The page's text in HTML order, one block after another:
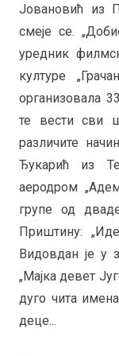
Јовановић из
смеје се.
уредник
културе
организовала
те вести сви
различите
Ђукарић из
аеродром
групе од
Приштину:
Видовдан је у
„Мајка девет
дуго чита
деце...